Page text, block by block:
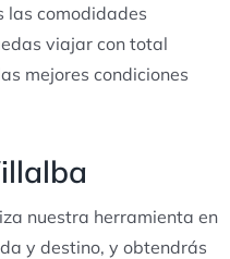
las comodidades
viajar con total
mejores condiciones
nuestra herramienta en
y destino, y obtendrás